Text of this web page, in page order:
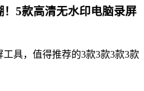
5款高清无水印电脑录屏
具，值得推荐的3款3款3款3款